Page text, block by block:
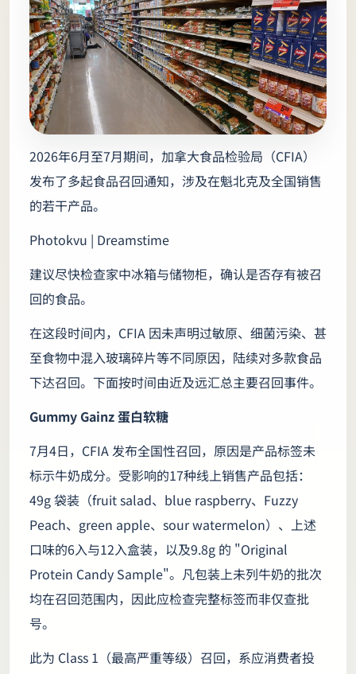
2026年6月至7月期间，加拿大食品检验局（CFIA）
发布了多起食品召回通知，涉及在魁北克及全国销售
的若干产品。
Photokvu | Dreamstime
建议尽快检查家中冰箱与储物柜，确认是否存有被召
回的食品。
在这段时间内，CFIA 因未声明过敏原、细菌污染、甚
至食物中混入玻璃碎片等不同原因，陆续对多款食品
下达召回。下面按时间由近及远汇总主要召回事件。
Gummy Gainz 蛋白软糖
7月4日，CFIA 发布全国性召回，原因是产品标签未
标示牛奶成分。受影响的17种线上销售产品包括：
49g 袋装（fruit salad、blue raspberry、Fuzzy
Peach、green apple、sour watermelon）、上述
口味的6入与12入盒装，以及9.8g 的 "Original
Protein Candy Sample"。凡包装上未列牛奶的批次
均在召回范围内，因此应检查完整标签而非仅查批
号。
此为 Class 1（最高严重等级）召回，系应消费者投